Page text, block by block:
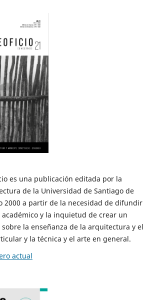
es una publicación editada por la
de la Universidad de Santiago de
2000 a partir de la necesidad de difundir
y la inquietud de crear un
la enseñanza de la arquitectura y el
y la técnica y el arte en general.
actual